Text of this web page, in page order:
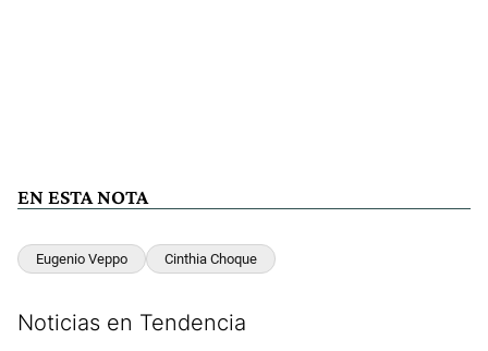
EN ESTA NOTA
Eugenio Veppo Cinthia Choque
Noticias en Tendencia